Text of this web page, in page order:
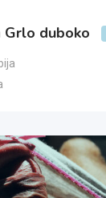
Grlo duboko